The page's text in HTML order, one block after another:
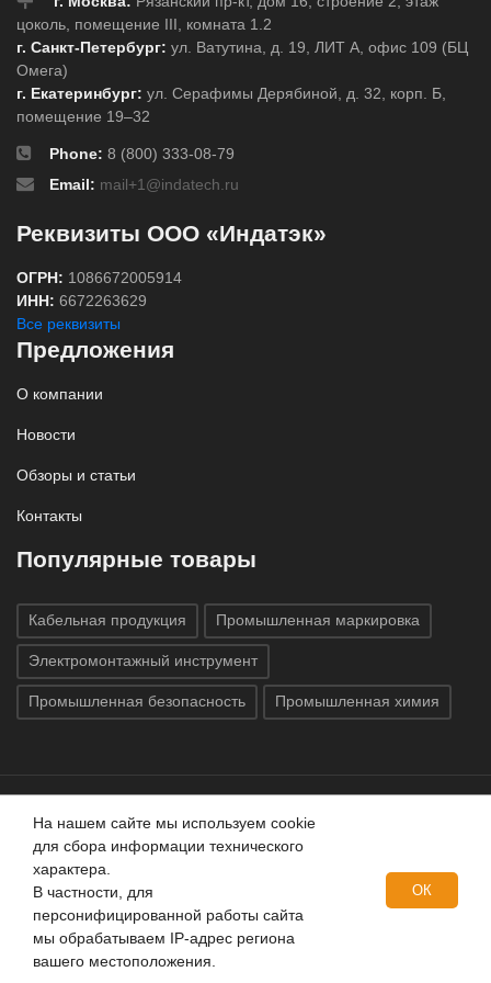
цоколь, помещение III, комната 1.2
г. Санкт-Петербург: ул. Ватутина, д. 19, ЛИТ А, офис 109 (БЦ
Омега)
г. Екатеринбург: ул. Серафимы Дерябиной, д. 32, корп. Б,
помещение 19–32
Phone: 8 (800) 333-08-79
Email: mail+1@indatech.ru
Реквизиты ООО «Индатэк»
ОГРН: 1086672005914
ИНН: 6672263629
Все реквизиты
Предложения
О компании
Новости
Обзоры и статьи
Контакты
Популярные товары
Кабельная продукция Промышленная маркировка
Электромонтажный инструмент
Промышленная безопасность Промышленная химия
Все права защищены © 2020 ГК «Индатэк»
защищены.Использование материалов с сайта запрещено.
Данный сайт не является публичной офертой, определяемой
положениями статей 437 (2) ГК РФ.
На нашем сайте мы используем cookie
для сбора информации технического
характера.
В частности, для
персонифицированной работы сайта
мы обрабатываем IP-адрес региона
вашего местоположения.
ОК